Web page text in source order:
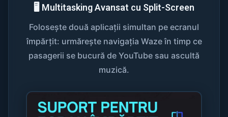
🖥️ Multitasking Avansat cu Split-Screen
Folosește două aplicații simultan pe ecranul
împărțit: urmărește navigația Waze în timp ce
pasagerii se bucură de YouTube sau ascultă
muzică.